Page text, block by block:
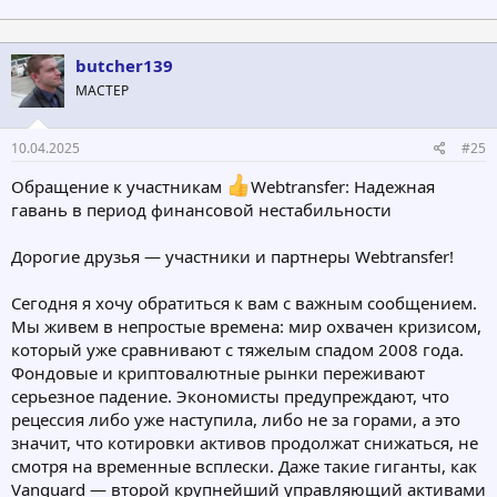
butcher139
МАСТЕР
10.04.2025 #25
Обращение к участникам
Webtransfer: Надежная
гавань в период финансовой нестабильности
Дорогие друзья — участники и партнеры Webtransfer!
Сегодня я хочу обратиться к вам с важным сообщением.
Мы живем в непростые времена: мир охвачен кризисом,
который уже сравнивают с тяжелым спадом 2008 года.
Фондовые и криптовалютные рынки переживают
серьезное падение. Экономисты предупреждают, что
рецессия либо уже наступила, либо не за горами, а это
значит, что котировки активов продолжат снижаться, не
смотря на временные всплески. Даже такие гиганты, как
Vanguard — второй крупнейший управляющий активами